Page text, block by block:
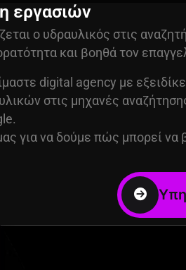
εργασιών
ο υδραυλικός στις
και βοηθά τον
digital agency με
στις μηχανές
για να δούμε πώς μπορεί να